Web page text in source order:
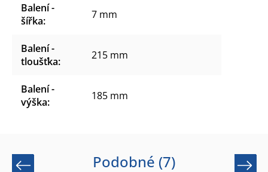
Balení -
šířka: 7 mm
Balení -
tloušťka: 215 mm
Balení -
výška: 185 mm
Podobné (7)
Previous Next